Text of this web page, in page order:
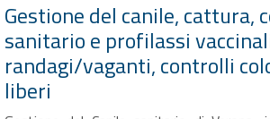
Gestione del canile, cattura,
sanitario e profilassi
randagi/vaganti, controlli
liberi